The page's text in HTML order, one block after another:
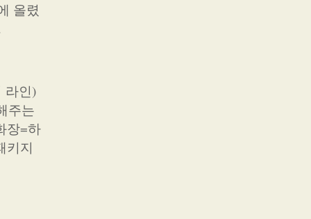
올렸
라인)
주는
장=하
키지